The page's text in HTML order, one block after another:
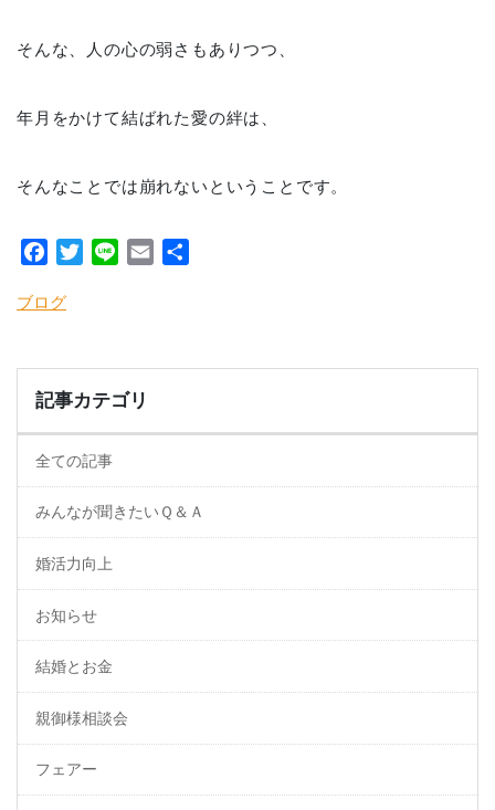
そんな、人の心の弱さもありつつ、
年月をかけて結ばれた愛の絆は、
そんなことでは崩れないということです。
Facebook
TwitterLine Email
ブログ
記事カテゴリ
全ての記事
みんなが聞きたいＱ＆Ａ
婚活力向上
お知らせ
結婚とお金
親御様相談会
フェアー